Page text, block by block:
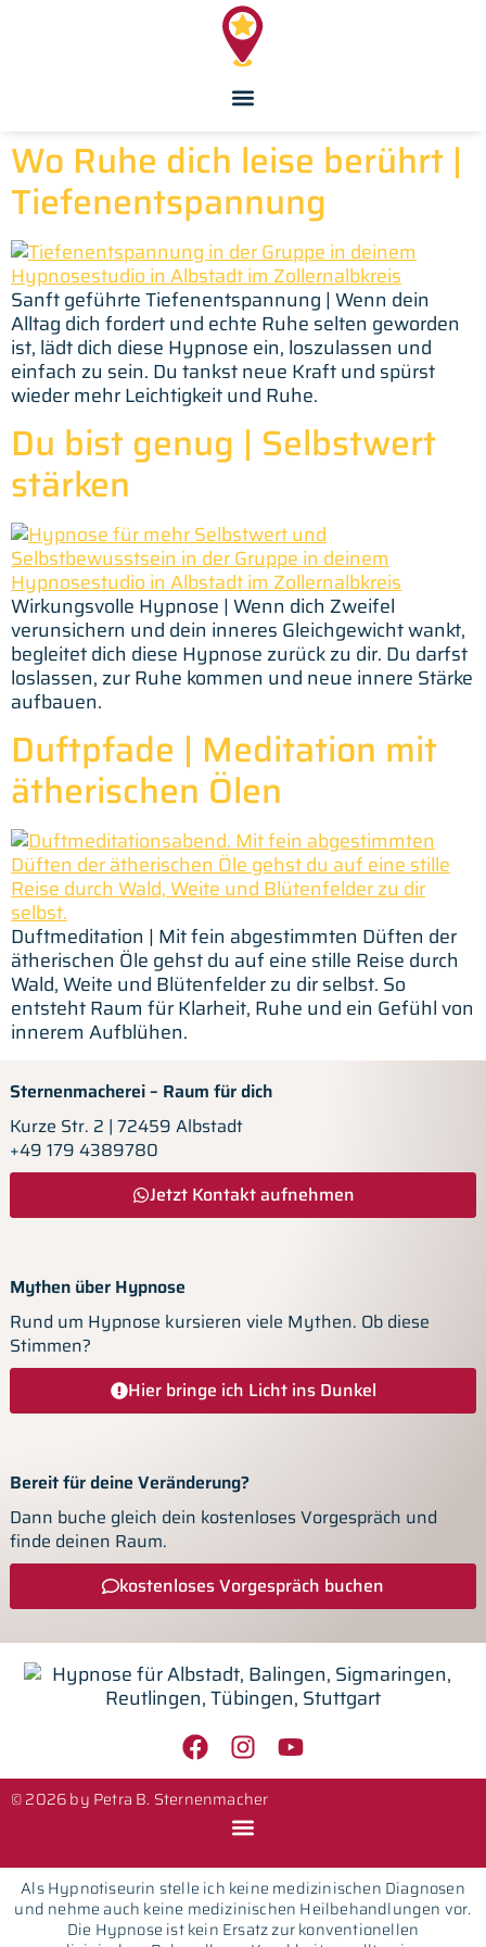
Wo Ruhe dich leise berührt |
Tiefenentspannung
Sanft geführte Tiefenentspannung | Wenn dein
Alltag dich fordert und echte Ruhe selten geworden
ist, lädt dich diese Hypnose ein, loszulassen und
einfach zu sein. Du tankst neue Kraft und spürst
wieder mehr Leichtigkeit und Ruhe.
Du bist genug | Selbstwert
stärken
Wirkungsvolle Hypnose | Wenn dich Zweifel
verunsichern und dein inneres Gleichgewicht wankt,
begleitet dich diese Hypnose zurück zu dir. Du darfst
loslassen, zur Ruhe kommen und neue innere Stärke
aufbauen.
Duftpfade | Meditation mit
ätherischen Ölen
Duftmeditation | Mit fein abgestimmten Düften der
ätherischen Öle gehst du auf eine stille Reise durch
Wald, Weite und Blütenfelder zu dir selbst. So
entsteht Raum für Klarheit, Ruhe und ein Gefühl von
innerem Aufblühen.
Sternenmacherei – Raum für dich
Kurze Str. 2 | 72459 Albstadt
+49 179 4389780
Jetzt Kontakt aufnehmen
Mythen über Hypnose
Rund um Hypnose kursieren viele Mythen. Ob diese
Stimmen?
Hier bringe ich Licht ins Dunkel
Bereit für deine Veränderung?
Dann buche gleich dein kostenloses Vorgespräch und
finde deinen Raum.
kostenloses Vorgespräch buchen
© 2026 by Petra B. Sternenmacher
Als Hypnotiseurin stelle ich keine medizinischen Diagnosen
und nehme auch keine medizinischen Heilbehandlungen vor.
Die Hypnose ist kein Ersatz zur konventionellen